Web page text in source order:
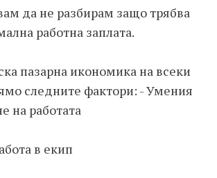
да не разбирам защо трябва
работна заплата.
пазарна икономика на всеки
следните фактори: - Умения
на работата
в екип